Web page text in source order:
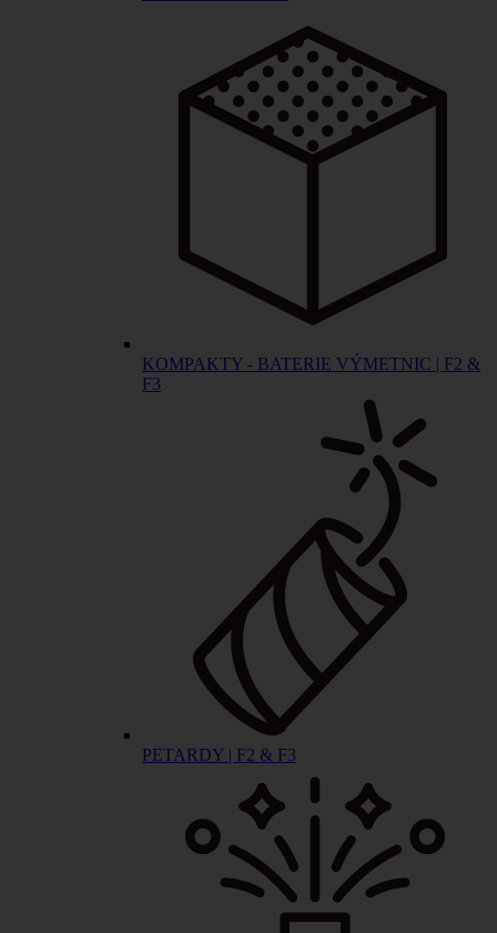
KOMPAKTY - BATERIE VÝMETNIC | F2 &
F3
PETARDY | F2 & F3